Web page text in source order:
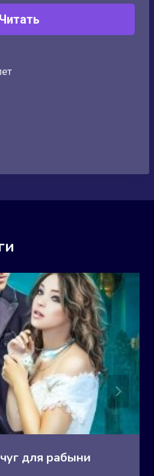
Читать
для рабыни